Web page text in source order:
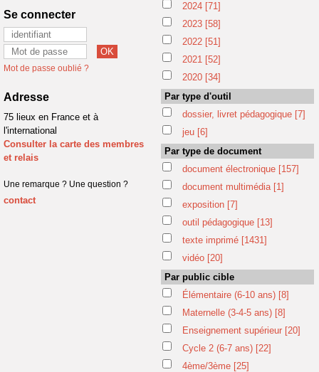
Se connecter
Mot de passe oublié ?
Adresse
75 lieux en France et à
l'international
Consulter la carte des membres
et relais
Une remarque ? Une question ?
contact
2024 [71]
2023 [58]
2022 [51]
2021 [52]
2020 [34]
Par type d'outil
dossier, livret pédagogique [7]
jeu [6]
Par type de document
document électronique [157]
document multimédia [1]
exposition [7]
outil pédagogique [13]
texte imprimé [1431]
vidéo [20]
Par public cible
Élémentaire (6-10 ans) [8]
Maternelle (3-4-5 ans) [8]
Enseignement supérieur [20]
Cycle 2 (6-7 ans) [22]
4ème/3ème [25]